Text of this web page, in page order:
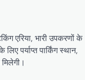
एरिया, भारी उपकरणों के
पर्याप्त पार्किंग स्थान,